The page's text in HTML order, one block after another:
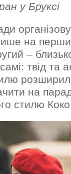
у Бруксі
на
–
твід та
на
стилю